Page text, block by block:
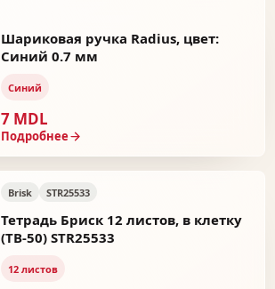
Шариковая ручка Radius, цвет:
Синий 0.7 мм
Синий
7 MDL
Подробнее
Brisk STR25533
Тетрадь Бриск 12 листов, в клетку
(ТВ-50) STR25533
12 листов